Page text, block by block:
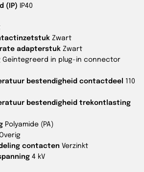
(IP) IP40
Zwart
adapterstuk Zwart
Geïntegreerd in plug-in connector
bestendigheid contactdeel 110
bestendigheid trekontlasting
Polyamide (PA)
contacten Verzinkt
4 kV